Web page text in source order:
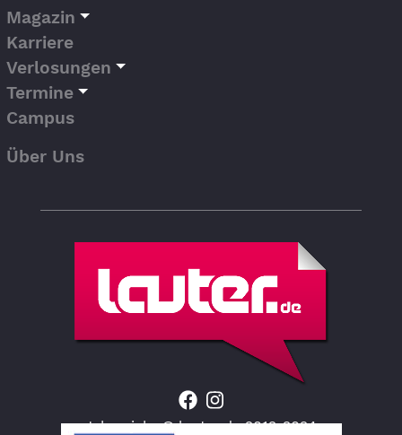
Magazin
Karriere
Verlosungen
Termine
Campus
Über Uns
Jahresjahr © lauter.de 2012-2024